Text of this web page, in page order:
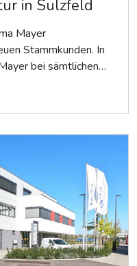
in Sulzfeld
Mayer
Stammkunden. In
bei sämtlichen…